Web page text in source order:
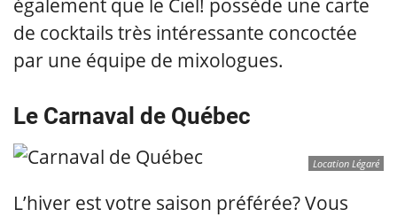
également que le Ciel! possède une carte
de cocktails très intéressante concoctée
par une équipe de mixologues.
Le Carnaval de Québec
Location Légaré
L’hiver est votre saison préférée? Vous